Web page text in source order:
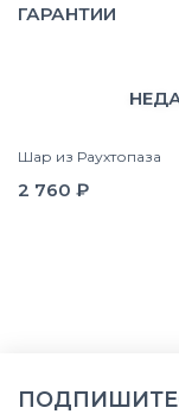
ГАРАНТИИ
Шар из Раухтопаза
2 760 ₽